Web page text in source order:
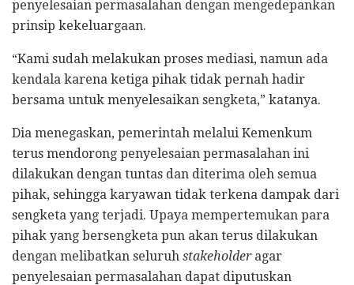
penyelesaian permasalahan dengan mengedepankan
prinsip kekeluargaan.
“Kami sudah melakukan proses mediasi, namun ada
kendala karena ketiga pihak tidak pernah hadir
bersama untuk menyelesaikan sengketa,” katanya.
Dia menegaskan, pemerintah melalui Kemenkum
terus mendorong penyelesaian permasalahan ini
dilakukan dengan tuntas dan diterima oleh semua
pihak, sehingga karyawan tidak terkena dampak dari
sengketa yang terjadi. Upaya mempertemukan para
pihak yang bersengketa pun akan terus dilakukan
dengan melibatkan seluruh stakeholderagar
penyelesaian permasalahan dapat diputuskan